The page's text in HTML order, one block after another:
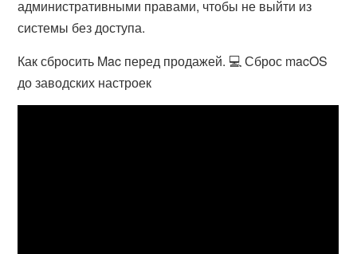
административными правами, чтобы не выйти из
системы без доступа.
Как сбросить Mac перед продажей. 💻 Сброс macOS
до заводских настроек